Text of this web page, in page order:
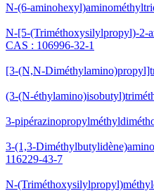
N-(6-
N-[5-(Triméthoxysilylpropyl)-2-
CAS : 106996-32-1
[3-(N,N-
(3-(N-
3-
3-(1,3-
116229-43-7
N-